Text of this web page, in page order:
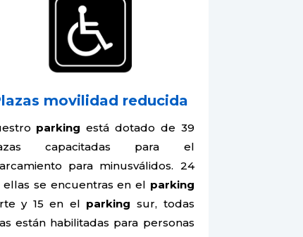
movilidad reducida
parking está dotado de 39
capacitadas para el
para minusválidos. 24
ellas se encuentras en el parking
y 15 en el parking sur, todas
están habilitadas para personas